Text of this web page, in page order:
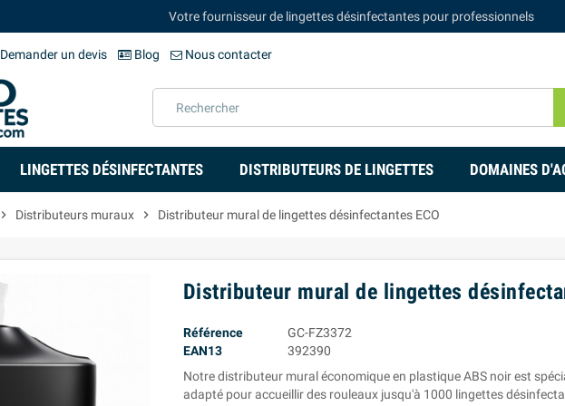
Votre fournisseur de lingettes désinfectantes pour professionnels
Demander un devis Blog Nous contacter
LINGETTES DÉSINFECTANTES DISTRIBUTEURS DE LINGETTES DOMAINES
chevron_right Distributeurs muraux chevron_right Distributeur mural de lingettes désinfectantes ECO
Distributeur mural de lingettes
Référence
GC-FZ3372
EAN13
392390
Notre distributeur mural économique en plastique ABS noir est
adapté pour accueillir des rouleaux jusqu'à 1000 lingettes